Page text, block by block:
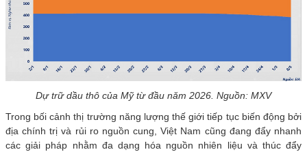
Dự trữ dầu thô của Mỹ từ đầu năm 2026. Nguồn: MXV
Trong bối cảnh thị trường năng lượng thế giới tiếp tục biến động bởi
địa chính trị và rủi ro nguồn cung, Việt Nam cũng đang đẩy nhanh
các giải pháp nhằm đa dạng hóa nguồn nhiên liệu và thúc đẩy